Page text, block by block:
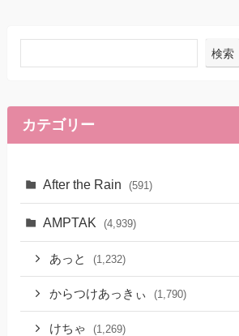
検索
カテゴリー
After the Rain (591)
AMPTAK (4,939)
あっと (1,232)
からつけあっきぃ (1,790)
けちゃ (1,269)